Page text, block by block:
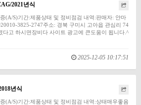
2021년식
(A/S)기간:제품상태 및 정비점검 내역:판매자: 얀마
3825-2747주소: 경북 구미시 고아읍 관심리 74
다고 하시면장비다 사이트 광고에 큰도움이 됩니다.^
2025-12-05 10:17:51
년식
(A/S)기간:제품상태 및 정비점검 내역:상태매우좋음